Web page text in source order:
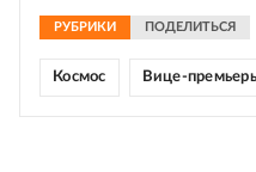
РУБРИКИ ПОДЕЛИТЬСЯ
Космос Вице-